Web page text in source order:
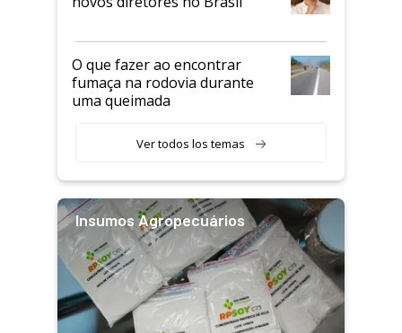
O que fazer ao encontrar
fumaça na rodovia durante
uma queimada
Ver todos los temas
Insumos Agropecuários